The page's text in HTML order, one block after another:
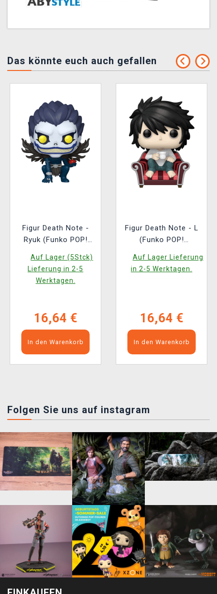
Das könnte euch auch gefallen
Figur Death Note -
Ryuk (Funko POP!
Auf Lager (5Stck)
Lieferung in 2-5
Werktagen.
16,64 €
In den Warenkorb
Figur Death Note - L
(Funko POP!
Auf Lager Lieferung
in 2-5 Werktagen.
16,64 €
In den Warenkorb
Folgen Sie uns auf instagram